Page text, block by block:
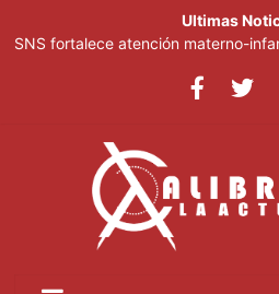
Ultimas
SNS fortalece atención materno-
Juan Luis Guerra destaca en la
Pronostican cielo soleado y
Ricardo de los Santos asegura el
proceso interno para escoger